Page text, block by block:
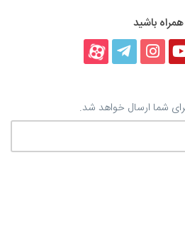
باشید
یوتیوباینستاگرام
تلگرام آپارات
شما ارسال خواهد شد.